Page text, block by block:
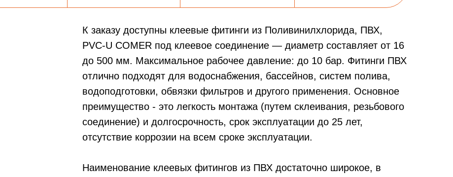
К заказу доступны клеевые фитинги из Поливинилхлорида, ПВХ,
PVC-U COMER под клеевое соединение — диаметр составляет от 16
до 500 мм. Максимальное рабочее давление: до 10 бар. Фитинги ПВХ
отлично подходят для водоснабжения, бассейнов, систем полива,
водоподготовки, обвязки фильтров и другого применения. Основное
преимущество - это легкость монтажа (путем склеивания, резьбового
соединение) и долгосрочность, срок эксплуатации до 25 лет,
отсутствие коррозии на всем сроке эксплуатации.
Наименование клеевых фитингов из ПВХ достаточно широкое, в